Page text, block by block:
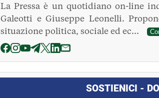
La Pressa è un quotidiano on-line
Galeotti e Giuseppe Leonelli.
situazione politica, sociale ed ec...
SOSTIENICI -